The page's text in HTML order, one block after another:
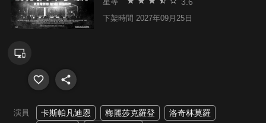
下架時間 2027年09月25日
演員 卡斯帕凡迪恩 梅麗莎克羅登
洛奇林莫羅